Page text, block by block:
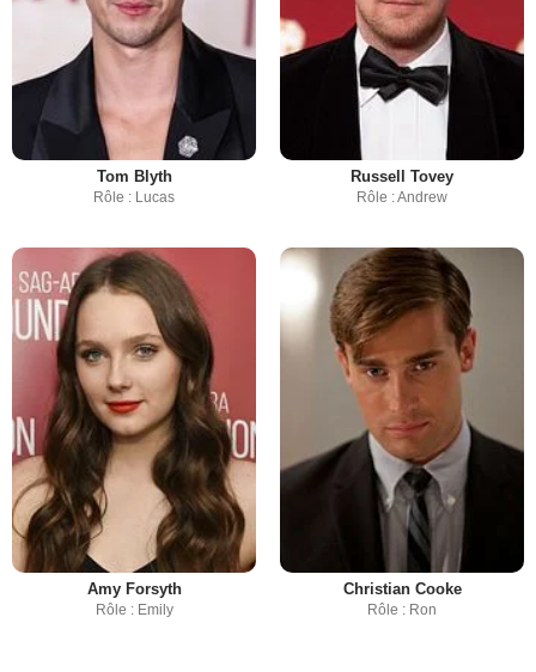
Tom Blyth
Rôle : Lucas
Russell Tovey
Rôle : Andrew
Amy Forsyth
Rôle : Emily
Christian Cooke
Rôle : Ron